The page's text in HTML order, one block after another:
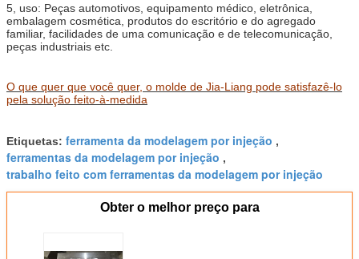
5, uso: Peças automotivos, equipamento médico, eletrônica,
embalagem cosmética, produtos do escritório e do agregado
familiar, facilidades de uma comunicação e de telecomunicação,
peças industriais etc.
O que quer que você quer, o molde de Jia-Liang pode satisfazê-lo
pela solução feito-à-medida
Etiquetas: ferramenta da modelagem por injeção ,
ferramentas da modelagem por injeção ,
trabalho feito com ferramentas da modelagem por injeção
Obter o melhor preço para